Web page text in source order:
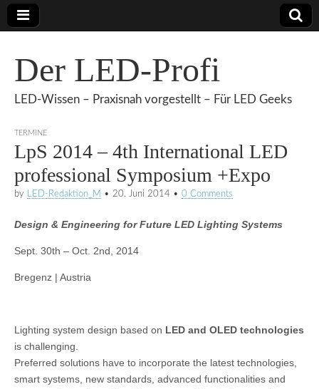
Der LED-Profi
LED-Wissen – Praxisnah vorgestellt – Für LED Geeks
TERMINE
LpS 2014 – 4th International LED
professional Symposium +Expo
by LED-Redaktion_M • 20. Juni 2014 • 0 Comments
Design & Engineering for Future LED Lighting Systems
Sept. 30th – Oct. 2nd, 2014
Bregenz | Austria
Lighting system design based on LED and OLED technologies
is challenging.
Preferred solutions have to incorporate the latest technologies,
smart systems, new standards, advanced functionalities and